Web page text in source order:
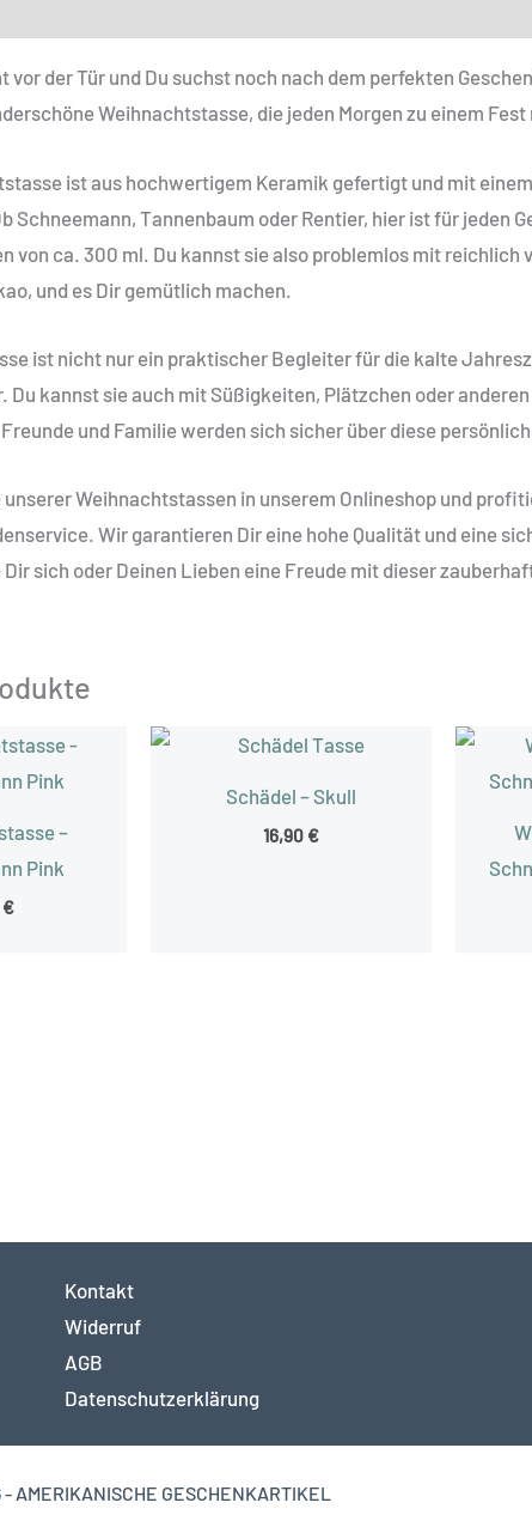
vor der Tür und Du suchst noch nach dem perfekten
Weihnachtstasse, die jeden Morgen zu einem
ist aus hochwertigem Keramik gefertigt und mit
Schneemann, Tannenbaum oder Rentier, hier ist für jeden
von ca. 300 ml. Du kannst sie also problemlos mit
und es Dir gemütlich machen.
ist nicht nur ein praktischer Begleiter für die kalte
Du kannst sie auch mit Süßigkeiten, Plätzchen oder
und Familie werden sich sicher über diese
Weihnachtstassen in unserem Onlineshop und
Wir garantieren Dir eine hohe Qualität und eine
sich oder Deinen Lieben eine Freude mit dieser
–
Pink
€
Schädel – Skull
16,90 €
Kontakt
Widerruf
AGB
Datenschutzerklärung
AMERIKANISCHE GESCHENKARTIKEL